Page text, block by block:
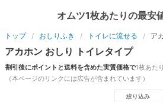
オムツ1枚あたりの最安
トップ おしりふき トイレに流せる ア
アカホン おしり トイレタイプ
割引後にポイントと送料を含めた実質価格で1枚あた
（本ページのリンクには広告が含まれています）
絞り込み